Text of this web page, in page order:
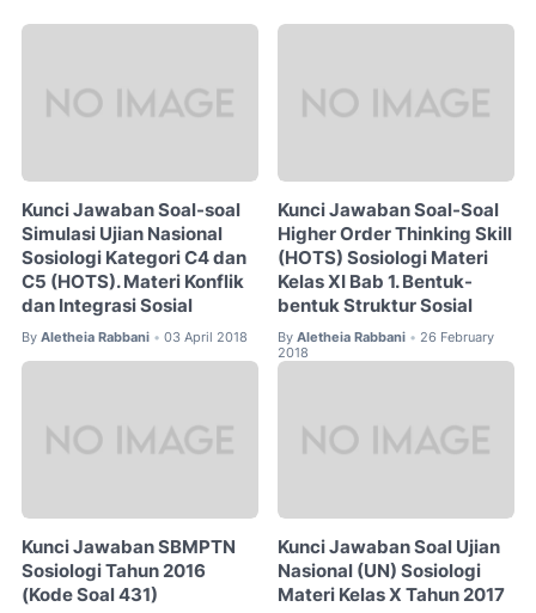
Kunci Jawaban Soal-soal
Simulasi Ujian Nasional
Sosiologi Kategori C4 dan
C5 (HOTS). Materi Konflik
dan Integrasi Sosial
By Aletheia Rabbani • 03 April 2018
Kunci Jawaban Soal-Soal
Higher Order Thinking Skill
(HOTS) Sosiologi Materi
Kelas XI Bab 1. Bentuk-
bentuk Struktur Sosial
By Aletheia Rabbani • 26 February
2018
Kunci Jawaban SBMPTN
Sosiologi Tahun 2016
(Kode Soal 431)
Kunci Jawaban Soal Ujian
Nasional (UN) Sosiologi
Materi Kelas X Tahun 2017